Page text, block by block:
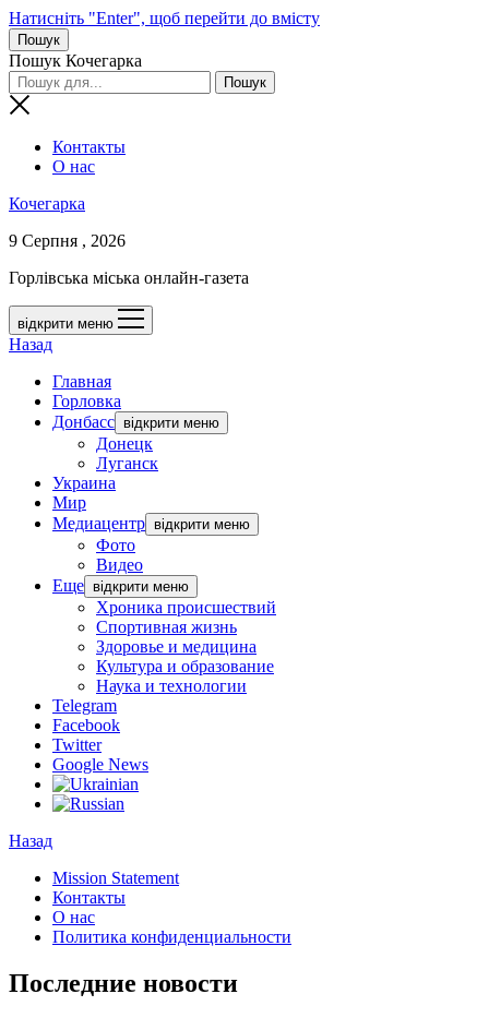
Натисніть "Enter", щоб перейти до вмісту
Пошук
Пошук Кочегарка
Контакты
О нас
Кочегарка
9 Серпня , 2026
Горлівська міська онлайн-газета
відкрити меню
Назад
Главная
Горловка
Донбасс відкрити меню
Донецк
Луганск
Украина
Мир
Медиацентр відкрити меню
Фото
Видео
Еще відкрити меню
Хроника происшествий
Спортивная жизнь
Здоровье и медицина
Культура и образование
Наука и технологии
Telegram
Facebook
Twitter
Google News
Назад
Mission Statement
Контакты
О нас
Политика конфиденциальности
Последние новости